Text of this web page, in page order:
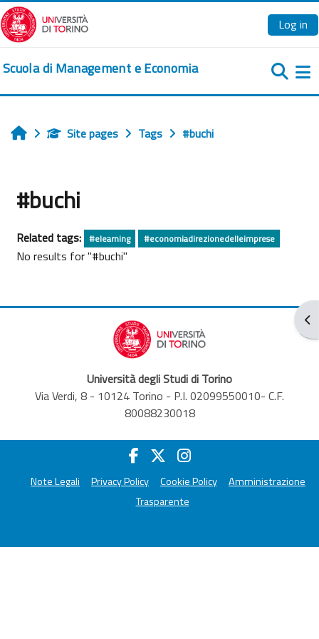
Skip to main content
Log in
Scuola di Management e Economia
HomeSite pages Tags #buchi
#buchi
Related tags: #elearning #economiadirezionedelleimprese
No results for "#buchi"
Università degli Studi di Torino
Via Verdi, 8 - 10124 Torino - P.I. 02099550010- C.F.
80088230018
Note Legali Privacy Policy Cookie Policy
Amministrazione
Trasparente